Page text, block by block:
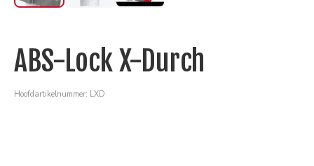
ABS-Lock X-Durch
Hoofdartikelnummer: LXD